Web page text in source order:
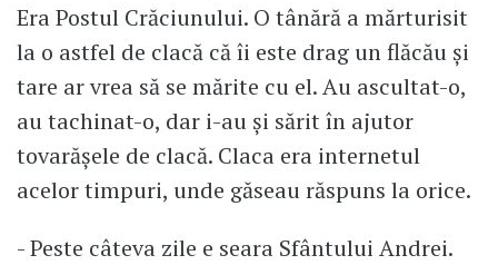
Era Postul Crăciunului. O tânără a mărturisit
la o astfel de clacă că îi este drag un flăcău și
tare ar vrea să se mărite cu el. Au ascultat-o,
au tachinat-o, dar i-au și sărit în ajutor
tovarășele de clacă. Claca era internetul
acelor timpuri, unde găseau răspuns la orice.
- Peste câteva zile e seara Sfântului Andrei.